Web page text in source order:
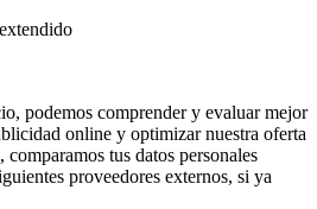
podemos comprender y evaluar mejor
online y optimizar nuestra oferta
tus datos personales
proveedores externos, si ya